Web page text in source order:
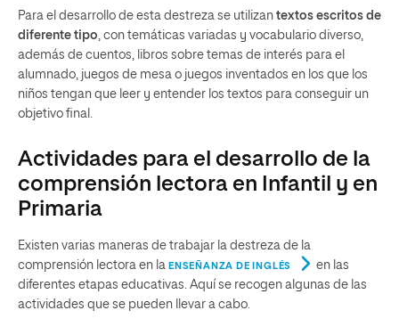
Para el desarrollo de esta destreza se utilizan textos escritos de
diferente tipo, con temáticas variadas y vocabulario diverso,
además de cuentos, libros sobre temas de interés para el
alumnado, juegos de mesa o juegos inventados en los que los
niños tengan que leer y entender los textos para conseguir un
objetivo final.
Actividades para el desarrollo de la
comprensión lectora en Infantil y en
Primaria
Existen varias maneras de trabajar la destreza de la
comprensión lectora en la ENSEÑANZA DE INGLÉS
en las
diferentes etapas educativas. Aquí se recogen algunas de las
actividades que se pueden llevar a cabo.